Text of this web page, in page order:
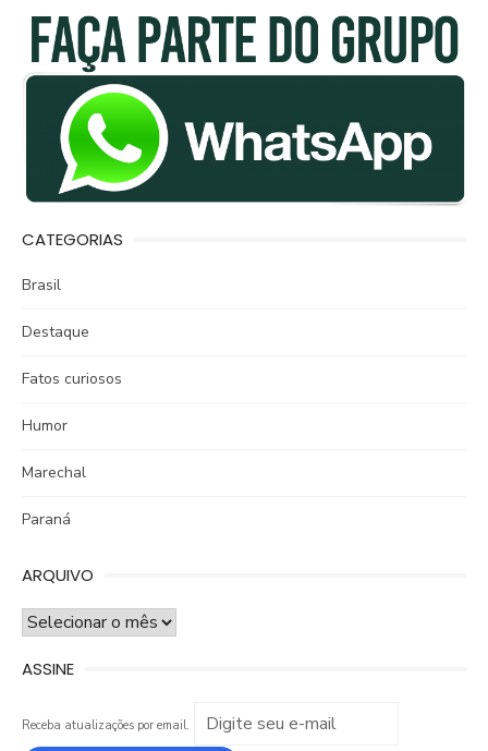
CATEGORIAS
Brasil
Destaque
Fatos curiosos
Humor
Marechal
Paraná
ARQUIVO
ARQUIVO
ASSINE
Receba atualizações por email.